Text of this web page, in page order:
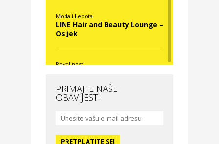
Moda i ljepota
LINE Hair and Beauty Lounge –
Osijek
Povoljnosti
Moda i ljepota
studio – Osijek
PRIMAJTE NAŠE
OBAVIJESTI